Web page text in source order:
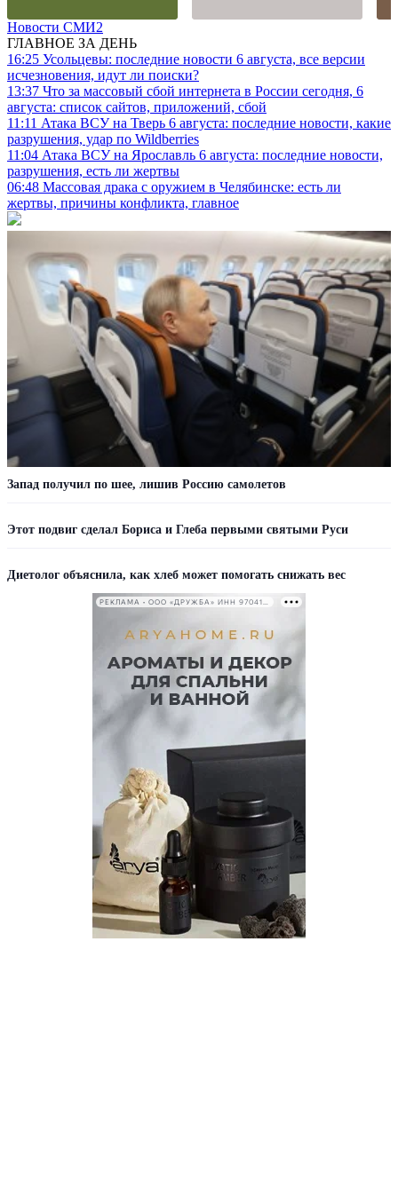
Новости СМИ2
ГЛАВНОЕ ЗА ДЕНЬ
16:25 Усольцевы: последние новости 6 августа, все версии
исчезновения, идут ли поиски?
13:37 Что за массовый сбой интернета в России сегодня, 6
августа: список сайтов, приложений, сбой
11:11 Атака ВСУ на Тверь 6 августа: последние новости, какие
разрушения, удар по Wildberries
11:04 Атака ВСУ на Ярославль 6 августа: последние новости,
разрушения, есть ли жертвы
06:48 Массовая драка с оружием в Челябинске: есть ли
жертвы, причины конфликта, главное
Запад получил по шее, лишив Россию самолетов
Этот подвиг сделал Бориса и Глеба первыми святыми Руси
Диетолог объяснила, как хлеб может помогать снижать вес